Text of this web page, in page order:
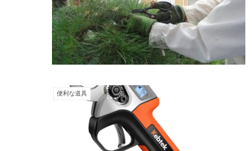
便利な道具